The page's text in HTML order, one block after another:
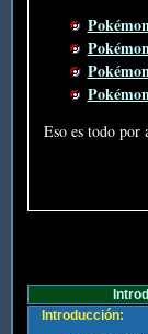
Eso es todo por
Introducción: